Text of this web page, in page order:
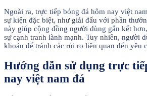
Ngoài ra, trực tiếp bóng đá hôm nay việt
sự kiện đặc biệt, như giải đấu với phần
này giúp cộng đồng người dùng gắn kết
sự cạnh tranh lành mạnh. Tuy nhiên, người
khoản để tránh các rủi ro liên quan đến yêu
Hướng dẫn sử dụng trực
nay việt nam đá